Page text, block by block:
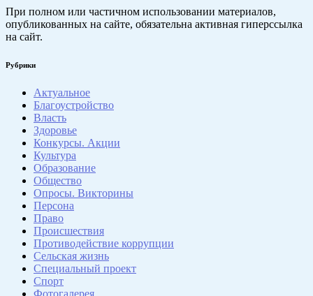
При полном или частичном использовании материалов,
опубликованных на сайте, обязательна активная гиперссылка
на сайт.
Рубрики
Актуальное
Благоустройство
Власть
Здоровье
Конкурсы. Акции
Культура
Образование
Общество
Опросы. Викторины
Персона
Право
Происшествия
Противодействие коррупции
Сельская жизнь
Специальный проект
Спорт